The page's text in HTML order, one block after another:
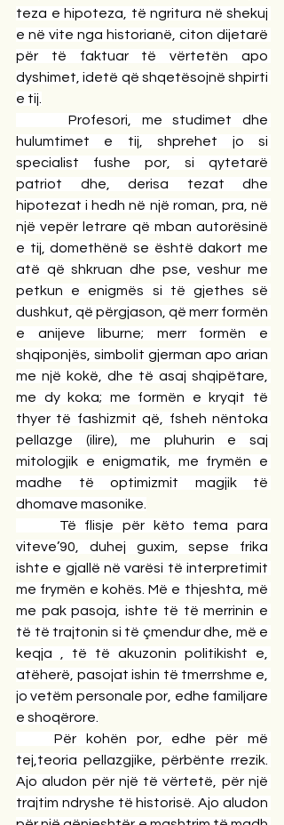
teza e hipoteza, të ngritura në shekuj
e në vite nga historianë, citon dijetarë
për të faktuar të vërtetën apo
dyshimet, idetë që shqetësojnë shpirti
e tij.
Profesori, me studimet dhe
hulumtimet e tij, shprehet jo si
specialist fushe por, si qytetarë
patriot dhe, derisa tezat dhe
hipotezat i hedh në një roman, pra, në
një vepër letrare që mban autorësinë
e tij, domethënë se është dakort me
atë që shkruan dhe pse, veshur me
petkun e enigmës si të gjethes së
dushkut, që përgjason, që merr formën
e anijeve liburne; merr formën e
shqiponjës, simbolit gjerman apo arian
me një kokë, dhe të asaj shqipëtare,
me dy koka; me formën e kryqit të
thyer të fashizmit që, fsheh nëntoka
pellazge (ilire), me pluhurin e saj
mitologjik e enigmatik, me frymën e
madhe të optimizmit magjik të
dhomave masonike.
Të flisje për këto tema para
viteve’90, duhej guxim, sepse frika
ishte e gjallë në varësi të interpretimit
me frymën e kohës. Më e thjeshta, më
me pak pasoja, ishte të të merrinin e
të të trajtonin si të çmendur dhe, më e
keqja , të të akuzonin politikisht e,
atëherë, pasojat ishin të tmerrshme e,
jo vetëm personale por, edhe familjare
e shoqërore.
Për kohën por, edhe për më
tej,teoria pellazgjike, përbënte rrezik.
Ajo aludon për një të vërtetë, për një
trajtim ndryshe të historisë. Ajo aludon